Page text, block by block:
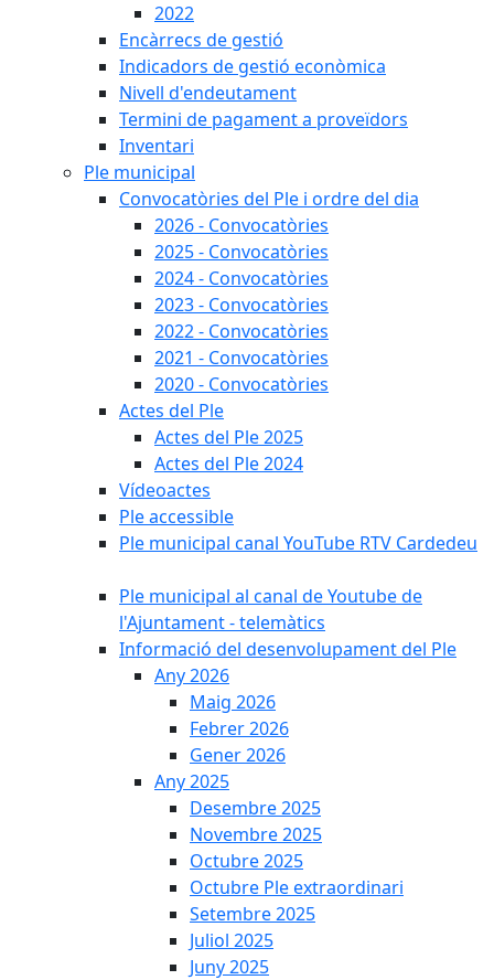
2022
Encàrrecs de gestió
Indicadors de gestió econòmica
Nivell d'endeutament
Termini de pagament a proveïdors
Inventari
Ple municipal
Convocatòries del Ple i ordre del dia
2026 - Convocatòries
2025 - Convocatòries
2024 - Convocatòries
2023 - Convocatòries
2022 - Convocatòries
2021 - Convocatòries
2020 - Convocatòries
Actes del Ple
Actes del Ple 2025
Actes del Ple 2024
Vídeoactes
Ple accessible
Ple municipal canal YouTube RTV Cardedeu
Ple municipal al canal de Youtube de
l'Ajuntament - telemàtics
Informació del desenvolupament del Ple
Any 2026
Maig 2026
Febrer 2026
Gener 2026
Any 2025
Desembre 2025
Novembre 2025
Octubre 2025
Octubre Ple extraordinari
Setembre 2025
Juliol 2025
Juny 2025